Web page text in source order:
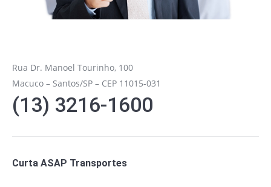
Rua Dr. Manoel Tourinho, 100
Macuco – Santos/SP – CEP 11015-031
(13) 3216-1600
Curta ASAP Transportes